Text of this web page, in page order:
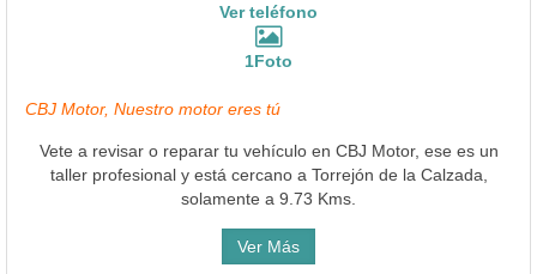
Ver teléfono
1Foto
CBJ Motor, Nuestro motor eres tú
Vete a revisar o reparar tu vehículo en CBJ Motor, ese es un
taller profesional y está cercano a Torrejón de la Calzada,
solamente a 9.73 Kms.
Ver Más